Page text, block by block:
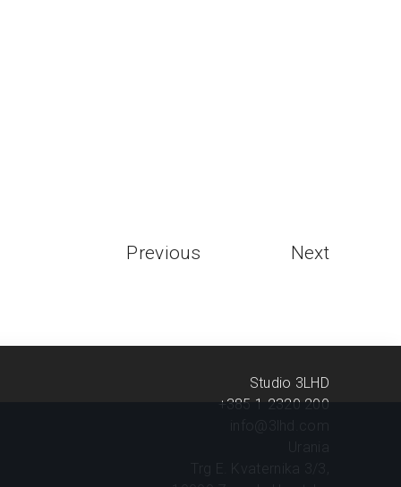
Next
Previous
Studio 3LHD
+385 1 2320 200